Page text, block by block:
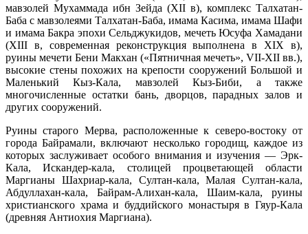
мавзолей Мухаммада ибн Зейда (XII в), комплекс Талхатан-
Баба с мавзолеями Талхатан-Баба, имама Касима, имама Шафи
и имама Бакра эпохи Cельджукидов, мечеть Юсуфа Хамадани
(XIII в, современная реконструкция выполнена в XIX в),
руины мечети Бени Макхан («Пятничная мечеть», VII-XII вв.),
высокие стены похожих на крепости сооружений Большой и
Маленький Кыз-Кала, мавзолей Кыз-Биби, а также
многочисленные остатки бань, дворцов, парадных залов и
других сооружений.
Руины старого Мерва, расположенные к северо-востоку от
города Байрамали, включают несколько городищ, каждое из
которых заслуживает особого внимания и изучения — Эрк-
Кала, Искандер-кала, столицей процветающей области
Маргианы Шахриар-кала, Султан-кала, Малая Султан-кала,
Абдуллахан-кала, Байрам-Алихан-кала, Шаим-кала, руины
христианского храма и буддийского монастыря в Гяур-Кала
(древняя Антиохия Маргиана).